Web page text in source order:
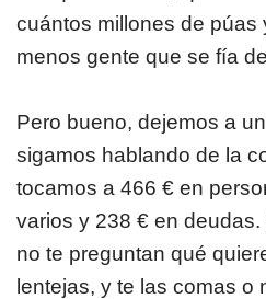
cuántos millones de púas
menos gente que se fía
Pero bueno, dejemos a
sigamos hablando de la
tocamos a 466 € en
varios y 238 € en
no te preguntan qué
lentejas, y te las comas o